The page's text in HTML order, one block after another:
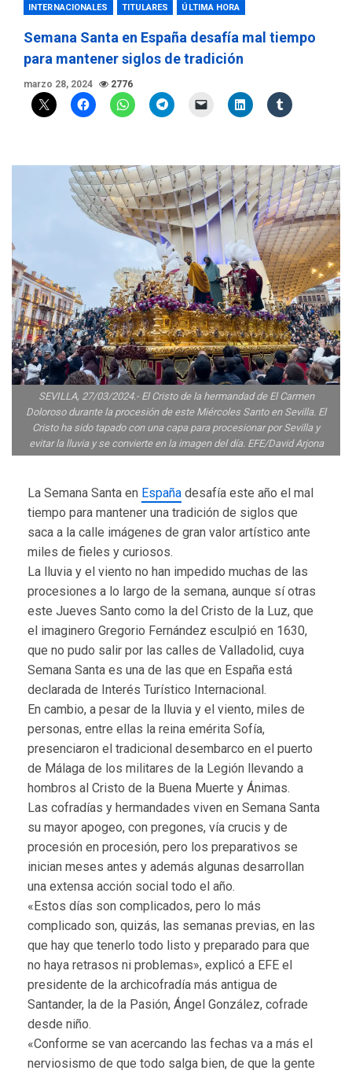
INTERNACIONALES TITULARES ÚLTIMA HORA
Semana Santa en España desafía mal tiempo
para mantener siglos de tradición
marzo 28, 2024 2776
SEVILLA, 27/03/2024.- El Cristo de la hermandad de El Carmen
Doloroso durante la procesión de este Miércoles Santo en Sevilla. El
Cristo ha sido tapado con una capa para procesionar por Sevilla y
evitar la lluvia y se convierte en la imagen del día. EFE/David Arjona
La Semana Santa en España desafía este año el mal
tiempo para mantener una tradición de siglos que
saca a la calle imágenes de gran valor artístico ante
miles de fieles y curiosos.
La lluvia y el viento no han impedido muchas de las
procesiones a lo largo de la semana, aunque sí otras
este Jueves Santo como la del Cristo de la Luz, que
el imaginero Gregorio Fernández esculpió en 1630,
que no pudo salir por las calles de Valladolid, cuya
Semana Santa es una de las que en España está
declarada de Interés Turístico Internacional.
En cambio, a pesar de la lluvia y el viento, miles de
personas, entre ellas la reina emérita Sofía,
presenciaron el tradicional desembarco en el puerto
de Málaga de los militares de la Legión llevando a
hombros al Cristo de la Buena Muerte y Ánimas.
Las cofradías y hermandades viven en Semana Santa
su mayor apogeo, con pregones, vía crucis y de
procesión en procesión, pero los preparativos se
inician meses antes y además algunas desarrollan
una extensa acción social todo el año.
«Estos días son complicados, pero lo más
complicado son, quizás, las semanas previas, en las
que hay que tenerlo todo listo y preparado para que
no haya retrasos ni problemas», explicó a EFE el
presidente de la archicofradía más antigua de
Santander, la de la Pasión, Ángel González, cofrade
desde niño.
«Conforme se van acercando las fechas va a más el
nerviosismo de que todo salga bien, de que la gente